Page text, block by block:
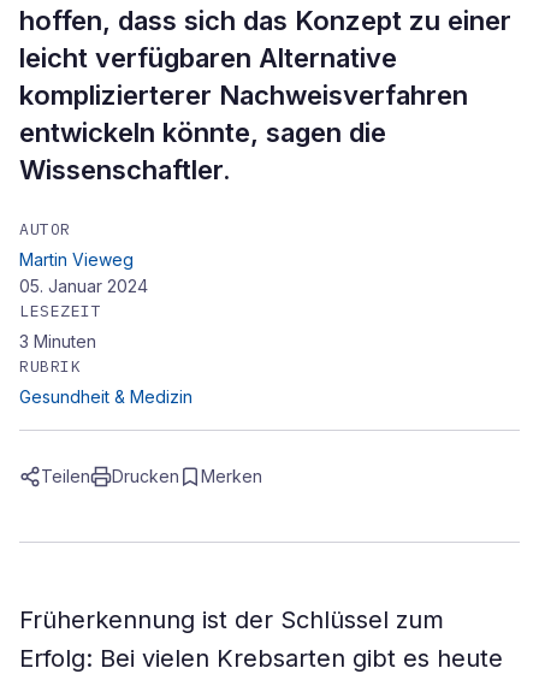
hoffen, dass sich das Konzept zu einer
leicht verfügbaren Alternative
komplizierterer Nachweisverfahren
entwickeln könnte, sagen die
Wissenschaftler.
AUTOR
Martin Vieweg
05. Januar 2024
LESEZEIT
3 Minuten
RUBRIK
Gesundheit & Medizin
Teilen Drucken Merken
Früherkennung ist der Schlüssel zum
Erfolg: Bei vielen Krebsarten gibt es heute